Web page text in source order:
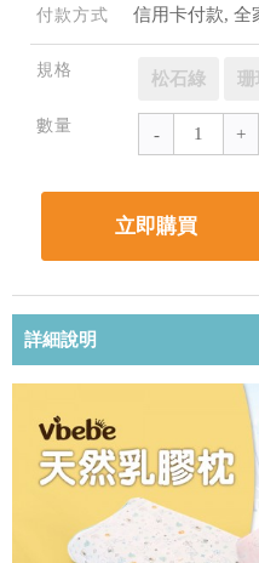
付款方式 信用卡付款, 全
規格 松石綠 珊
數量
立即購買
詳細說明